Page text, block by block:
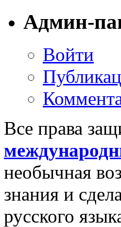
Админ-
Войти
Все права
необычная
знания и
русского